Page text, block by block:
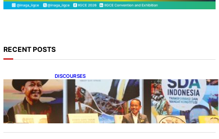
RECENT POSTS
DISCOURSES
Bahlil Luncurkan 10 Buku Rekam Jejak
Kepemimpinan dan Kebijakan